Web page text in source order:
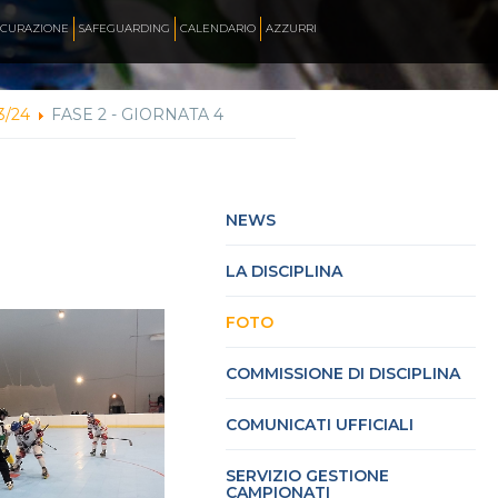
SAFEGUARDING CALENDARIO AZZURRI
24 FASE 2 - GIORNATA 4
NEWS
LA DISCIPLINA
FOTO
COMMISSIONE DI DISCIPLINA
COMUNICATI UFFICIALI
SERVIZIO GESTIONE
CAMPIONATI
HOCKEY PISTA
INLINE ALPINE